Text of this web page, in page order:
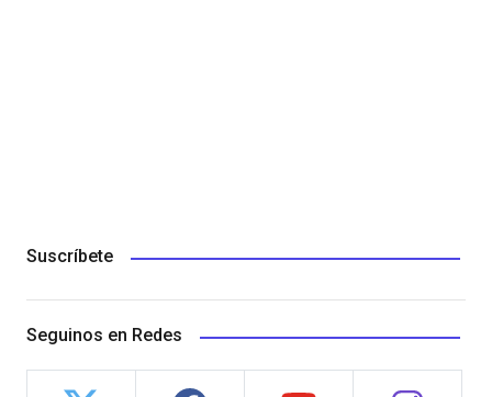
Suscríbete
Seguinos en Redes